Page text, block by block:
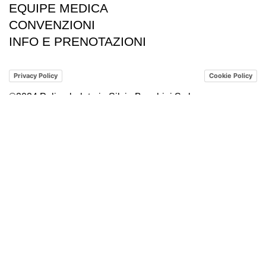
EQUIPE MEDICA
CONVENZIONI
INFO E PRENOTAZIONI
Privacy Policy Cookie Policy
©2024 Poliambulatorio Silvia Banchini S.r.l.